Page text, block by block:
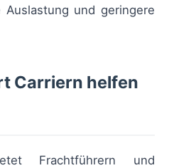
und geringere
Carriern helfen
Frachtführern und